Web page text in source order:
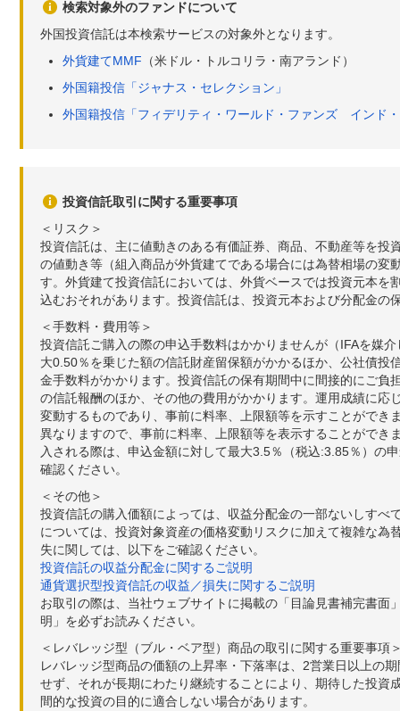
検索対象外のファンドについて
外国投資信託は本検索サービスの対象外となります。
外貨建てMMF （米ドル・トルコリラ・南アランド）
外国籍投信「ジャナス・セレクション」
外国籍投信「フィデリティ・ワールド・ファンズ インド
投資信託取引に関する重要事項
＜リスク＞
投資信託は、主に値動きのある有価証券、商品、不動産等を
の値動き等（組入商品が外貨建てである場合には為替相場の
す。外貨建て投資信託においては、外貨ベースでは投資元本
込むおそれがあります。投資信託は、投資元本および分配金の
＜手数料・費用等＞
投資信託ご購入の際の申込手数料はかかりませんが（IFAを媒
大0.50％を乗じた額の信託財産留保額がかかるほか、公社債
金手数料がかかります。投資信託の保有期間中に間接的にご
の信託報酬のほか、その他の費用がかかります。運用成績に
変動するものであり、事前に料率、上限額等を示すことがで
異なりますので、事前に料率、上限額等を表示することがで
入される際は、申込金額に対して最大3.5％（税込:3.85％）の
確認ください。
＜その他＞
投資信託の購入価額によっては、収益分配金の一部ないしす
については、投資対象資産の価格変動リスクに加えて複雑な
失に関しては、以下をご確認ください。
投資信託の収益分配金に関するご説明
通貨選択型投資信託の収益／損失に関するご説明
お取引の際は、当社ウェブサイトに掲載の「目論見書補完書
明」を必ずお読みください。
＜レバレッジ型（ブル・ベア型）商品の取引に関する重要事項
レバレッジ型商品の価額の上昇率・下落率は、2営業日以上の
せず、それが長期にわたり継続することにより、期待した投
間的な投資の目的に適合しない場合があります。